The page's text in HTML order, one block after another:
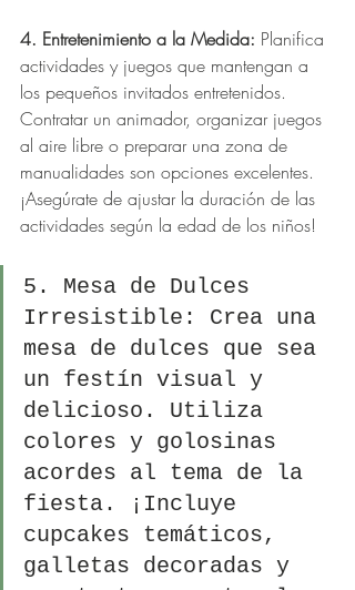
4. Entretenimiento a la Medida: Planifica
actividades y juegos que mantengan a
los pequeños invitados entretenidos.
Contratar un animador, organizar juegos
al aire libre o preparar una zona de
manualidades son opciones excelentes.
¡Asegúrate de ajustar la duración de las
actividades según la edad de los niños!
5. Mesa de Dulces
Irresistible: Crea una
mesa de dulces que sea
un festín visual y
delicioso. Utiliza
colores y golosinas
acordes al tema de la
fiesta. ¡Incluye
cupcakes temáticos,
galletas decoradas y